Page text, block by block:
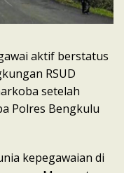
aktif berstatus
RSUD
setelah
Polres Bengkulu
kepegawaian di